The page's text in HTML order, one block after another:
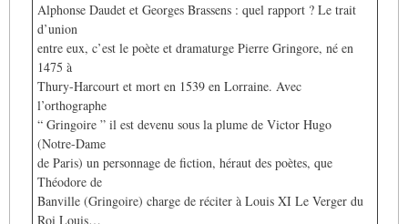
Alphonse Daudet et Georges Brassens : quel rapport ? Le trait
d’union
entre eux, c’est le poète et dramaturge Pierre Gringore, né en
1475 à
Thury-Harcourt et mort en 1539 en Lorraine. Avec
l’orthographe
“ Gringoire ” il est devenu sous la plume de Victor Hugo
(Notre-Dame
de Paris) un personnage de fiction, héraut des poètes, que
Théodore de
Banville (Gringoire) charge de réciter à Louis XI Le Verger du
Roi Louis…